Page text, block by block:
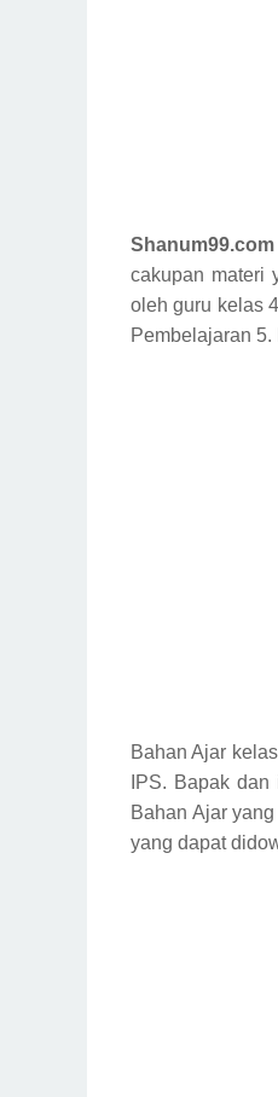
Shanum99.com
cakupan materi
oleh guru kelas
Pembelajaran
Bahan Ajar
IPS. Bapak
Bahan Ajar
yang dapat